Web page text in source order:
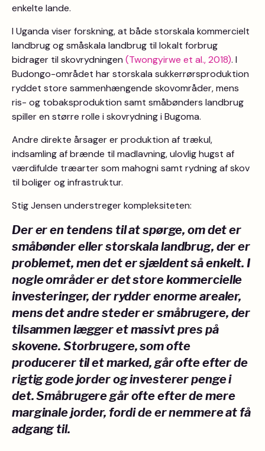
enkelte lande.
I Uganda viser forskning, at både storskala kommercielt
landbrug og småskala landbrug til lokalt forbrug
bidrager til skovrydningen (Twongyirwe et al., 2018). I
Budongo-området har storskala sukkerrørsproduktion
ryddet store sammenhængende skovområder, mens
ris- og tobaksproduktion samt småbønders landbrug
spiller en større rolle i skovrydning i Bugoma.
Andre direkte årsager er produktion af trækul,
indsamling af brænde til madlavning, ulovlig hugst af
værdifulde træarter som mahogni samt rydning af skov
til boliger og infrastruktur.
Stig Jensen understreger kompleksiteten:
Der er en tendens til at spørge, om det er
småbønder eller storskala landbrug, der er
problemet, men det er sjældent så enkelt. I
nogle områder er det store kommercielle
investeringer, der rydder enorme arealer,
mens det andre steder er småbrugere, der
tilsammen lægger et massivt pres på
skovene. Storbrugere, som ofte
producerer til et marked, går ofte efter de
rigtig gode jorder og investerer penge i
det. Småbrugere går ofte efter de mere
marginale jorder, fordi de er nemmere at få
adgang til.